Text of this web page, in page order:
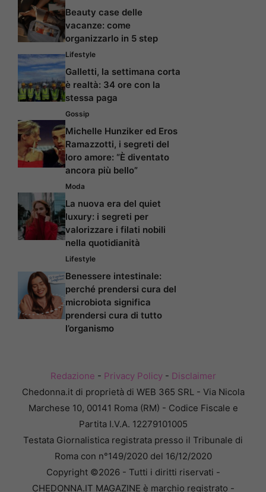
Beauty case delle
vacanze: come
organizzarlo in 5 step
Lifestyle
Galletti, la settimana corta
è realtà: 34 ore con la
stessa paga
Gossip
Michelle Hunziker ed Eros
Ramazzotti, i segreti del
loro amore: “È diventato
ancora più bello”
Moda
La nuova era del quiet
luxury: i segreti per
valorizzare i filati nobili
nella quotidianità
Lifestyle
Benessere intestinale:
perché prendersi cura del
microbiota significa
prendersi cura di tutto
l’organismo
Redazione - Privacy Policy- Disclaimer
Chedonna.it di proprietà di WEB 365 SRL - Via Nicola
Marchese 10, 00141 Roma (RM) - Codice Fiscale e
Partita I.V.A. 12279101005
Testata Giornalistica registrata presso il Tribunale di
Roma con n°149/2020 del 16/12/2020
Copyright ©2026 - Tutti i diritti riservati -
CHEDONNA.IT MAGAZINE è marchio registrato -